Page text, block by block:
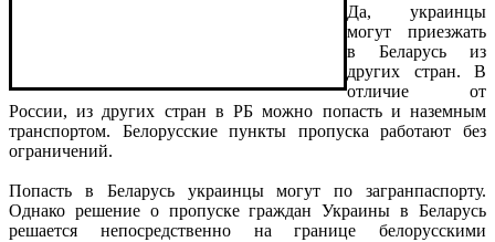
Да, украинцы
могут приезжать
в Беларусь из
других стран. В
отличие от
России, из других стран в РБ можно попасть и наземным
транспортом. Белорусские пункты пропуска работают без
ограничений.
Попасть в Беларусь украинцы могут по загранпаспорту.
Однако решение о пропуске граждан Украины в Беларусь
решается непосредственно на границе белорусскими